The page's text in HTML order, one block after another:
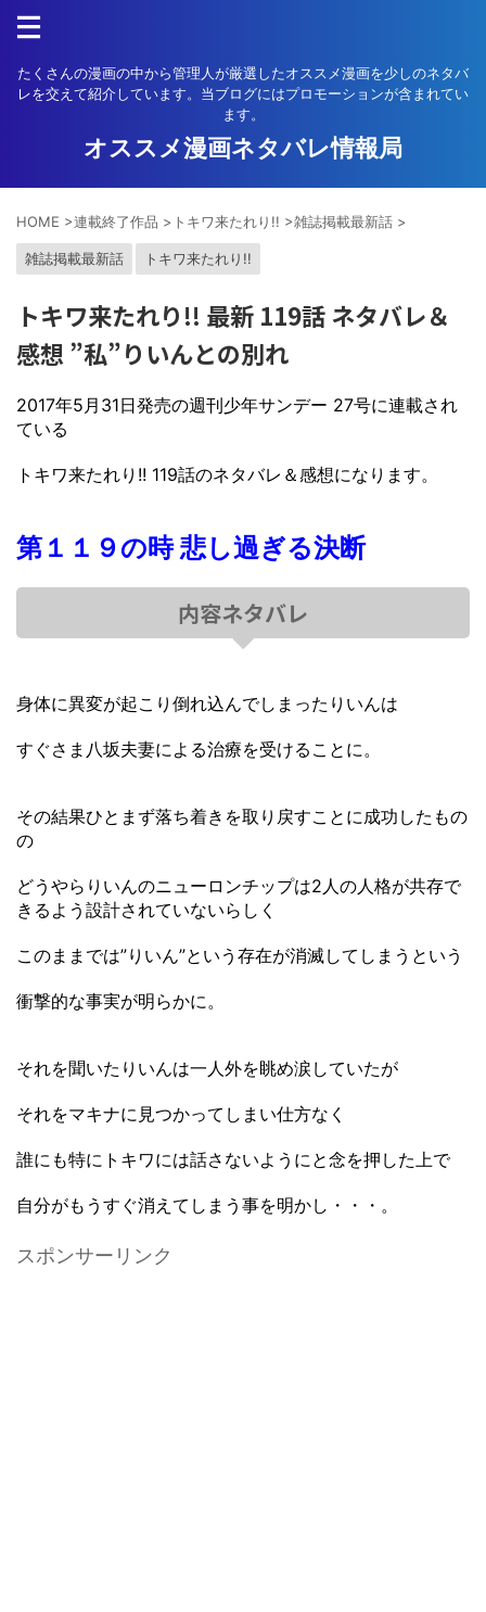
たくさんの漫画の中から管理人が厳選したオススメ漫画を少しのネタバ
レを交えて紹介しています。当ブログにはプロモーションが含まれてい
ます。
オススメ漫画ネタバレ情報局
HOME >連載終了作品 > トキワ来たれり!! >雑誌掲載最新話 >
雑誌掲載最新話 トキワ来たれり!!
トキワ来たれり!! 最新 119話 ネタバレ＆
感想 ”私”りいんとの別れ
2017年5月31日発売の週刊少年サンデー 27号に連載され
ている
トキワ来たれり!! 119話のネタバレ＆感想になります。
第１１９の時 悲し過ぎる決断
内容ネタバレ
身体に異変が起こり倒れ込んでしまったりいんは
すぐさま八坂夫妻による治療を受けることに。
その結果ひとまず落ち着きを取り戻すことに成功したもの
の
どうやらりいんのニューロンチップは2人の人格が共存で
きるよう設計されていないらしく
このままでは”りいん”という存在が消滅してしまうという
衝撃的な事実が明らかに。
それを聞いたりいんは一人外を眺め涙していたが
それをマキナに見つかってしまい仕方なく
誰にも特にトキワには話さないようにと念を押した上で
自分がもうすぐ消えてしまう事を明かし・・・。
スポンサーリンク